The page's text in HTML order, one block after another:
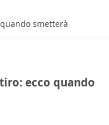
smetterà
ecco quando